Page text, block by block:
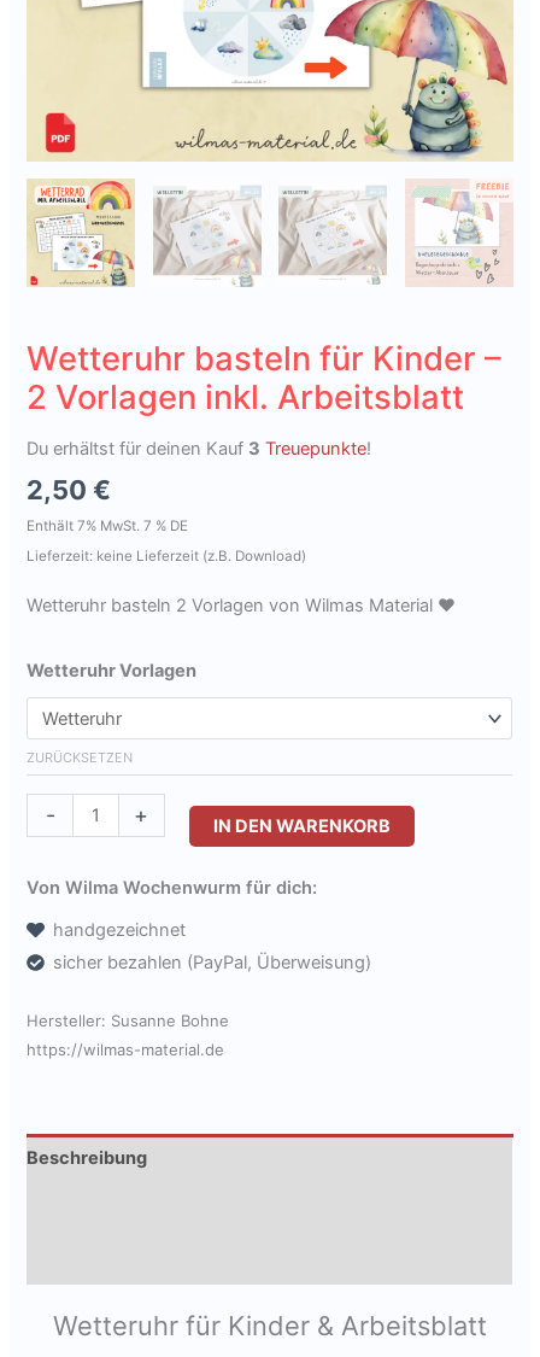
Wetteruhr basteln für Kinder –
2 Vorlagen inkl. Arbeitsblatt
Du erhältst für deinen Kauf 3 Treuepunkte!
2,50€
Enthält 7% MwSt. 7 % DE
Lieferzeit: keine Lieferzeit (z.B. Download)
Wetteruhr basteln 2 Vorlagen von Wilmas Material ❤
Wetteruhr Vorlagen
ZURÜCKSETZEN
-
Wetteruhr
basteln
-
2
Menge
+ IN DEN WARENKORB
Von Wilma Wochenwurm für dich:
handgezeichnet
sicher bezahlen (PayPal, Überweisung)
Hersteller: Susanne Bohne
https://wilmas-material.de
Beschreibung
Wetteruhr für Kinder & Arbeitsblatt